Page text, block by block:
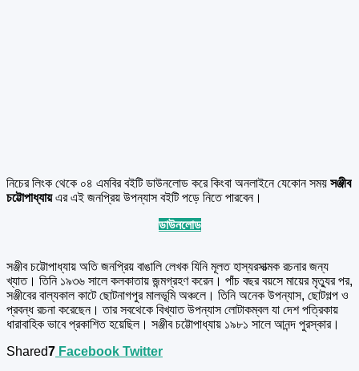
নিচের লিংক থেকে ০৪ এমবির বইটি ডাউনলোড করে কিংবা অনলাইনে যেকোন সময় সঞ্জীব
চট্টোপাধ্যায়এর এই জনপ্রিয় উপন্যাস বইটি পড়ে নিতে পারবেন।
ডাউনলোড
সঞ্জীব চট্টোপাধ্যায় অতি জনপ্রিয় বাঙালি লেখক যিনি মূলত হাস্যরসাত্মক রচনার জন্য
খ্যাত। তিনি ১৯৩৬ সালে কলকাতায় জন্মগ্রহণ করেন। পাঁচ বছর বয়সে মায়ের মৃত্যুর পর,
সঞ্জীবের বাল্যকাল কাটে ছোটনাগপুর মালভূমি অঞ্চলে। তিনি অনেক উপন্যাস, ছোটগল্প ও
প্রবন্ধ রচনা করেছেন। তার সবথেকে বিখ্যাত উপন্যাস লোটাকম্বল যা দেশ পত্রিকায়
ধারাবাহিক ভাবে প্রকাশিত হয়েছিল। সঞ্জীব চট্টোপাধ্যায় ১৯৮১ সালে আনন্দ পুরস্কার।
Shared7 Facebook Twitter